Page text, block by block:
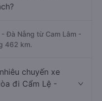
Đà Nẵng từ Cam Lâm -
462 km.
chuyến xe
đi Cẩm Lệ -